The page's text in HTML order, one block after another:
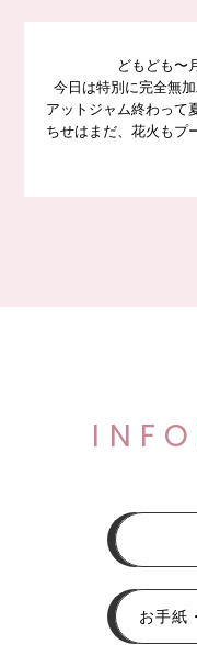
どもども〜
今日は特別に完全無
アットジャム終わって
ちせはまだ、花火もプ
お手紙